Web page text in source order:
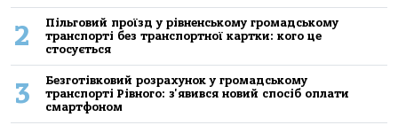
2
Пільговий проїзд у рівненському громадському
транспорті без транспортної картки: кого це
стосується
3
Безготівковий розрахунок у громадському
транспорті Рівного: з'явився новий спосіб оплати
смартфоном